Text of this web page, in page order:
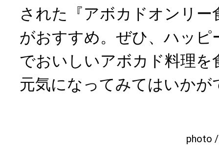
された『アボカドオンリー
がおすすめ。ぜひ、ハッピ
でおいしいアボカド料理を
元気になってみてはいかが
photo /